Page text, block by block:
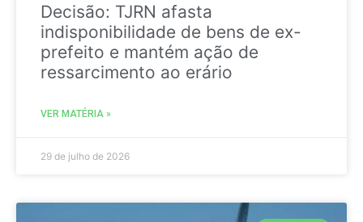
Decisão: TJRN afasta
indisponibilidade de bens de ex-
prefeito e mantém ação de
ressarcimento ao erário
VER MATÉRIA »
29 de julho de 2026